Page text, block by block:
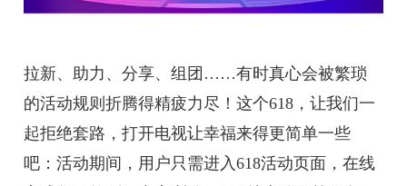
拉新、助力、分享、组团……有时真心会被繁琐
的活动规则折腾得精疲力尽！这个618，让我们一
起拒绝套路，打开电视让幸福来得更简单一些
吧：活动期间，用户只需进入618活动页面，在线